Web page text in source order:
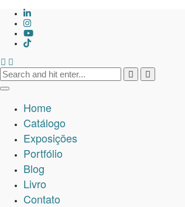
Skip
content
Search
for:
Home
Catálogo
Exposições
Portfólio
Blog
Livro
Contato